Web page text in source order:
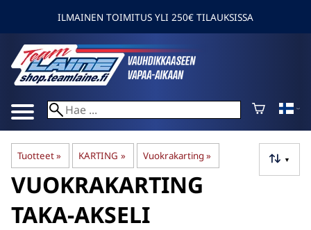
ILMAINEN TOIMITUS YLI 250€ TILAUKSISSA
Tuotteet‪» KARTING ‪» Vuokrakarting ‪» ▼
VUOKRAKARTING
TAKA-AKSELI